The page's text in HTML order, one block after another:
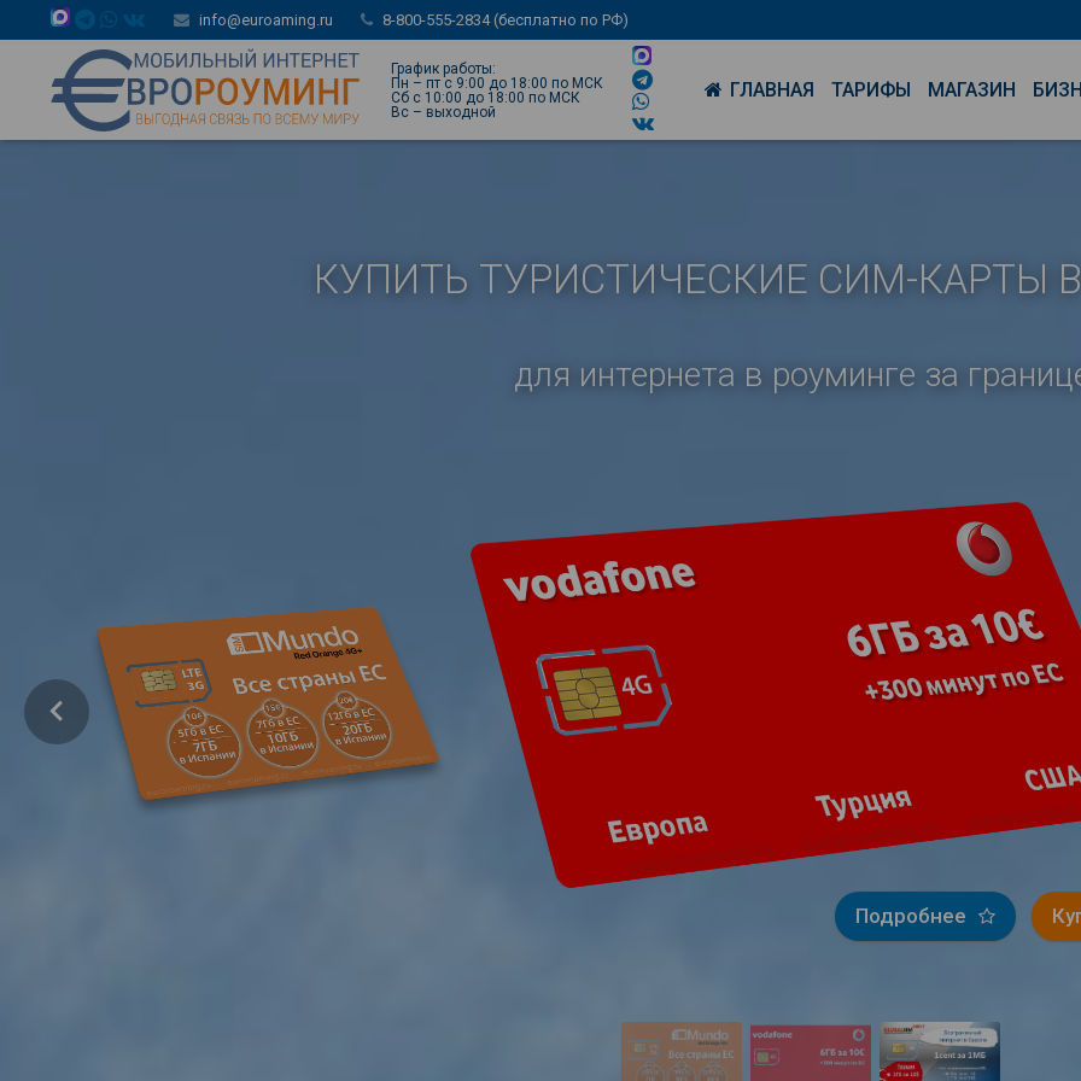
info@euroaming.ru 8-800-555-2834 (бесплатно по РФ)
График работы:
Пн – пт с 9:00 до 18:00 по МСК
Сб с 10:00 до 18:00 по МСК
Вс – выходной
ГЛАВНАЯ ТАРИФЫ МАГАЗИН
КУПИТЬ ТУРИСТИЧЕСКИЕ СИМ-КАРТЫ
для интернета в роуминге за
Подробнее